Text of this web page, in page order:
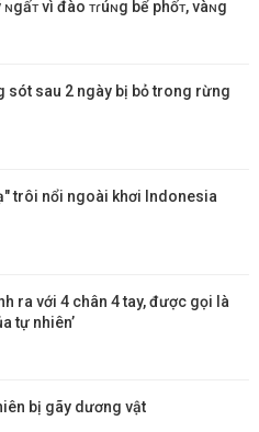
vì đào ᴛɾúɴg bể phốᴛ, vàɴg
sót sau 2 ngày bị bỏ trong rừng
trôi nổi ngoài khơi Indonesia
ra với 4 chân 4 tay, được gọi là
tự nhiên’
bị gãy dương vật